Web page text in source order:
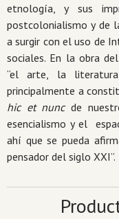
etnología, y sus
postcolonialismo y de
a surgir con el uso de
sociales. En la obra
“el arte, la
principalmente a
hic et nuncde
esencialismo y el
ahí que se pueda
pensador del siglo XXI”.